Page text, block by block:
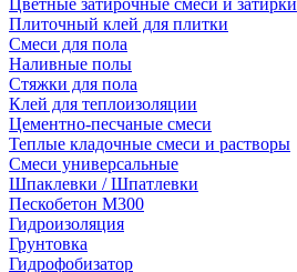
Цветные затирочные смеси и затирки
Плиточный клей для плитки
Смеси для пола
Наливные полы
Стяжки для пола
Клей для теплоизоляции
Цементно-песчаные смеси
Теплые кладочные смеси и растворы
Смеси универсальные
Шпаклевки / Шпатлевки
Пескобетон М300
Гидроизоляция
Грунтовка
Гидрофобизатор